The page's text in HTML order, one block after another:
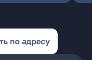
по адресу